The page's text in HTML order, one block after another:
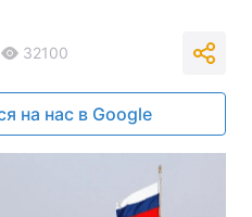
32100
на нас в Google